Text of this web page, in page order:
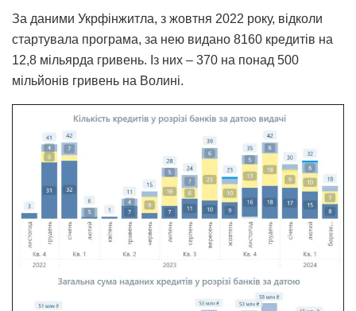
За даними Укрфінжитла, з жовтня 2022 року, відколи
стартувала програма, за нею видано 8160 кредитів на
12,8 мільярда гривень. Із них – 370 на понад 500
мільйонів гривень на Волині.